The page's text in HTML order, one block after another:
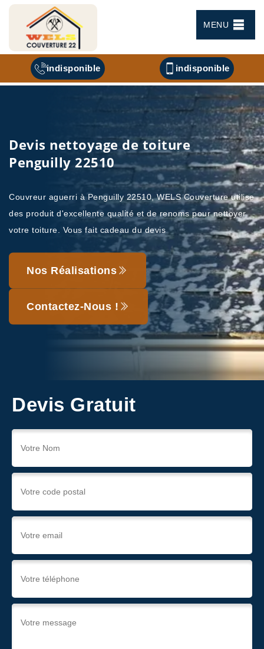
MENU
indisponible indisponible
Devis nettoyage de toiture
Penguilly 22510
Couvreur aguerri à Penguilly 22510, WELS Couverture utilise
des produit d'excellente qualité et de renoms pour nettoyer
votre toiture. Vous fait cadeau du devis
Nos Réalisations
Contactez-Nous !
Devis Gratuit